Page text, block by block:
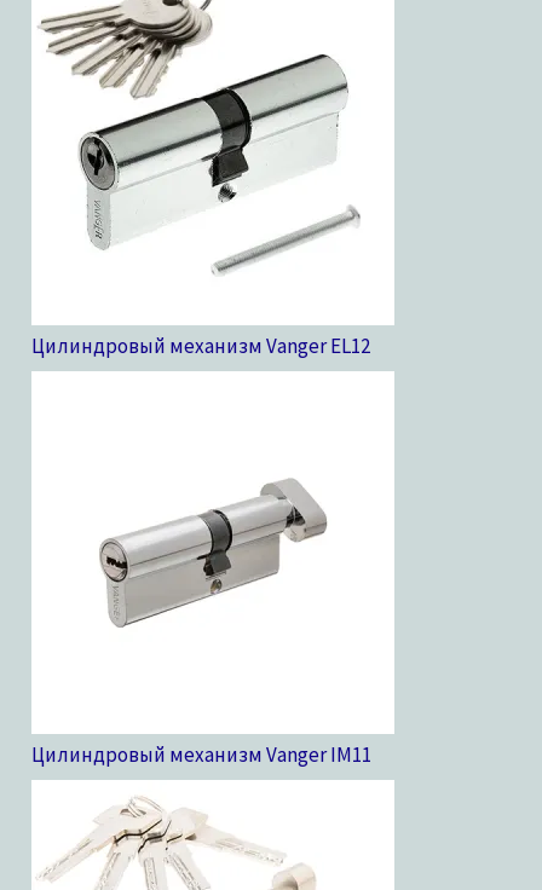
Цилиндровый механизм Vanger EL12
Цилиндровый механизм Vanger IM11